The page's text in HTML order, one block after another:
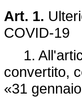
Art. 1.
COVID-19
1.
convertito,
«31